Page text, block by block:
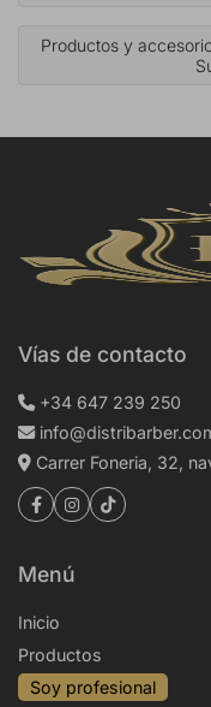
Productos y
Vías de contacto
+34 647 239 250
Carrer Foneria, 32,
Menú
Inicio
Productos
Soy profesional